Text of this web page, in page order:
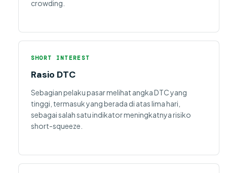
crowding.
SHORT INTEREST
Rasio DTC
Sebagian pelaku pasar melihat angka DTC yang
tinggi, termasuk yang berada di atas lima hari,
sebagai salah satu indikator meningkatnya risiko
short-squeeze.